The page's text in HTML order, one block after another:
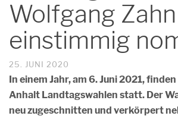
Wolfgang Zahn
einstimmig
25. JUNI 2020
In einem Jahr, am 6. Juni 2021,
Anhalt Landtagswahlen statt. Der
neu zugeschnitten und verkörpert